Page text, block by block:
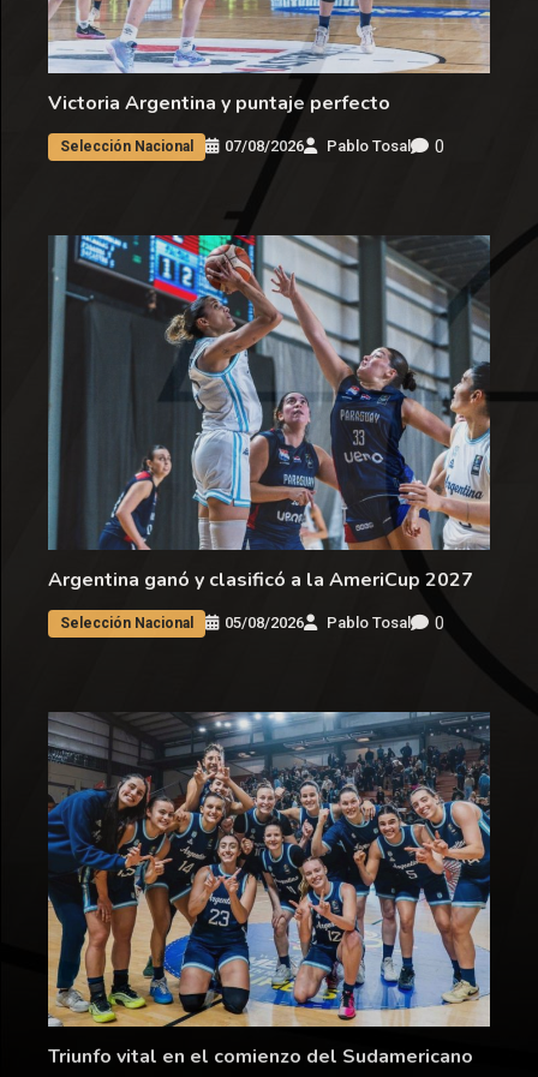
Victoria Argentina y puntaje perfecto
Selección Nacional 07/08/2026 Pablo Tosal 0
Argentina ganó y clasificó a la AmeriCup 2027
Selección Nacional 05/08/2026 Pablo Tosal 0
Triunfo vital en el comienzo del Sudamericano